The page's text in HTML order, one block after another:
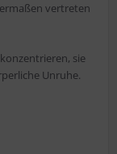
vertreten
sie
Unruhe.